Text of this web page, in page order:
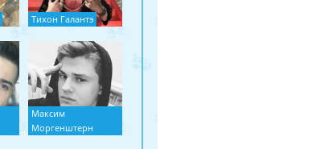
Тихон Галантэ
Максим
Моргенштерн